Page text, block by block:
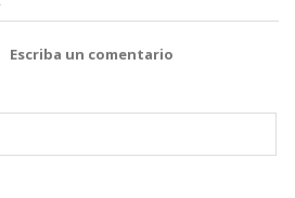
Escriba un comentario